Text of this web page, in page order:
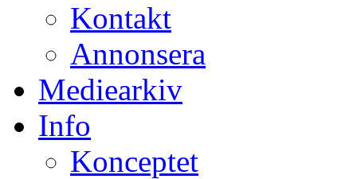
Kontakt
Annonsera
Mediearkiv
Info
Konceptet